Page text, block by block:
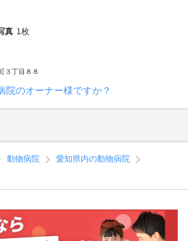
真 1枚
３丁目８８
院のオーナー様ですか？
動物病院
愛知県内の動物病院